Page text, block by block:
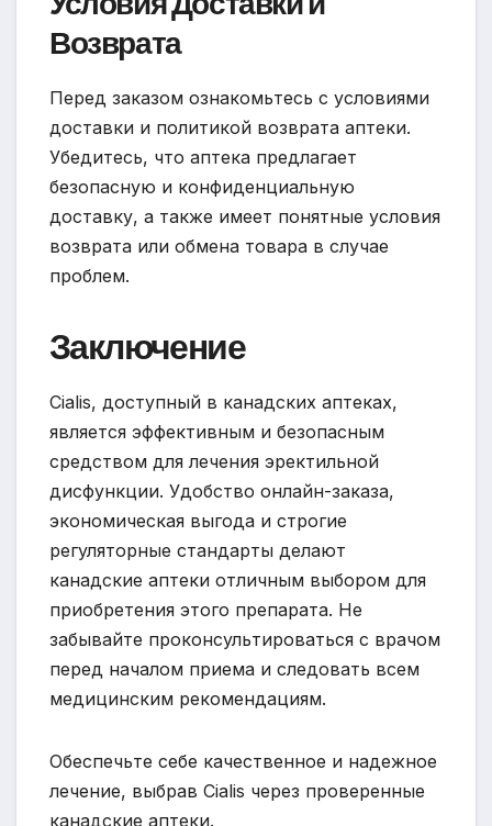
Возврата
Перед заказом ознакомьтесь с условиями
доставки и политикой возврата аптеки.
Убедитесь, что аптека предлагает
безопасную и конфиденциальную
доставку, а также имеет понятные условия
возврата или обмена товара в случае
проблем.
Заключение
Cialis, доступный в канадских аптеках,
является эффективным и безопасным
средством для лечения эректильной
дисфункции. Удобство онлайн-заказа,
экономическая выгода и строгие
регуляторные стандарты делают
канадские аптеки отличным выбором для
приобретения этого препарата. Не
забывайте проконсультироваться с врачом
перед началом приема и следовать всем
медицинским рекомендациям.
Обеспечьте себе качественное и надежное
лечение, выбрав Cialis через проверенные
канадские аптеки.